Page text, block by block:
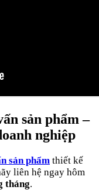
sản phẩm –
nghiệp
sản phẩm thiết kế
liên hệ ngay hôm
tháng.